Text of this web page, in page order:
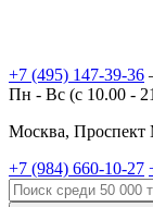
+7 (495) 147-39-36
Пн - Вс (c 10.00 -
Москва, Проспект
+7 (984) 660-10-27